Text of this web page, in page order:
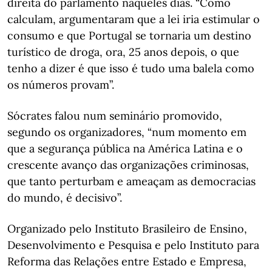
calculam, argumentaram que a lei iria estimular o
consumo e que Portugal se tornaria um destino
turístico de droga, ora, 25 anos depois, o que
tenho a dizer é que isso é tudo uma balela como
os números provam”.
Sócrates falou num seminário promovido,
segundo os organizadores, “num momento em
que a segurança pública na América Latina e o
crescente avanço das organizações criminosas,
que tanto perturbam e ameaçam as democracias
do mundo, é decisivo”.
Organizado pelo Instituto Brasileiro de Ensino,
Desenvolvimento e Pesquisa e pelo Instituto para
Reforma das Relações entre Estado e Empresa,